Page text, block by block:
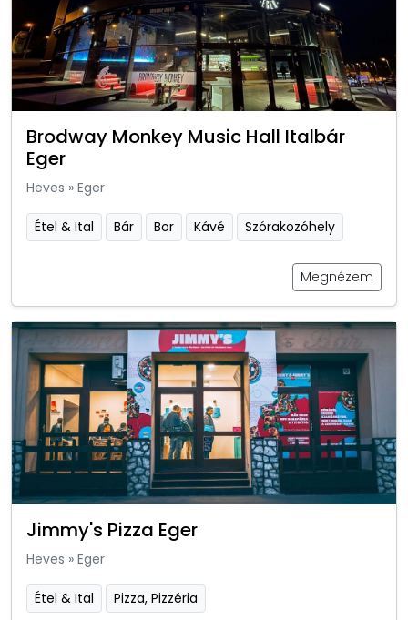
Brodway Monkey Music Hall Italbár
Eger
Heves » Eger
Étel & Ital Bár Bor Kávé Szórakozóhely
Megnézem
Jimmy's Pizza Eger
Heves » Eger
Étel & Ital Pizza, Pizzéria